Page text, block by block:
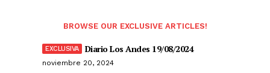
BROWSE OUR EXCLUSIVE ARTICLES!
Diario Los Andes 19/08/2024
noviembre 20, 2024